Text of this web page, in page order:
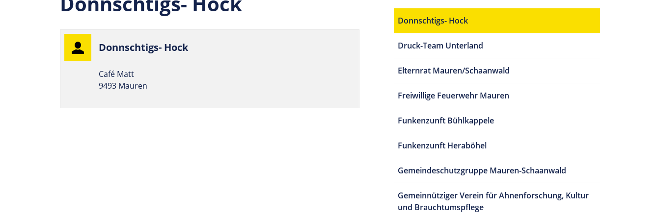
Donnsch­tigs- Hock
Café Matt
9493 Mauren
Donnschtigs- Hock
Druck-Team Unterland
Elternrat Mauren/Schaanwald
Freiwillige Feuerwehr Mauren
Funkenzunft Bühlkappele
Funkenzunft Heraböhel
Gemeindeschutzgruppe Mauren-Schaanwald
Gemeinnütziger Verein für Ahnenforschung, Kultur
und Brauchtumspflege